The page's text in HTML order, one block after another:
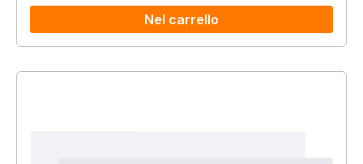
Nel carrello